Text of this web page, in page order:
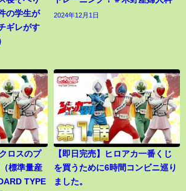
の学生が
ギレがす
2024年12月1日
ロスのプ
標準量産
TYPE
【即日完売】ヒロアカ一番くじ
を買うために6時間コンビニ巡り
ました。